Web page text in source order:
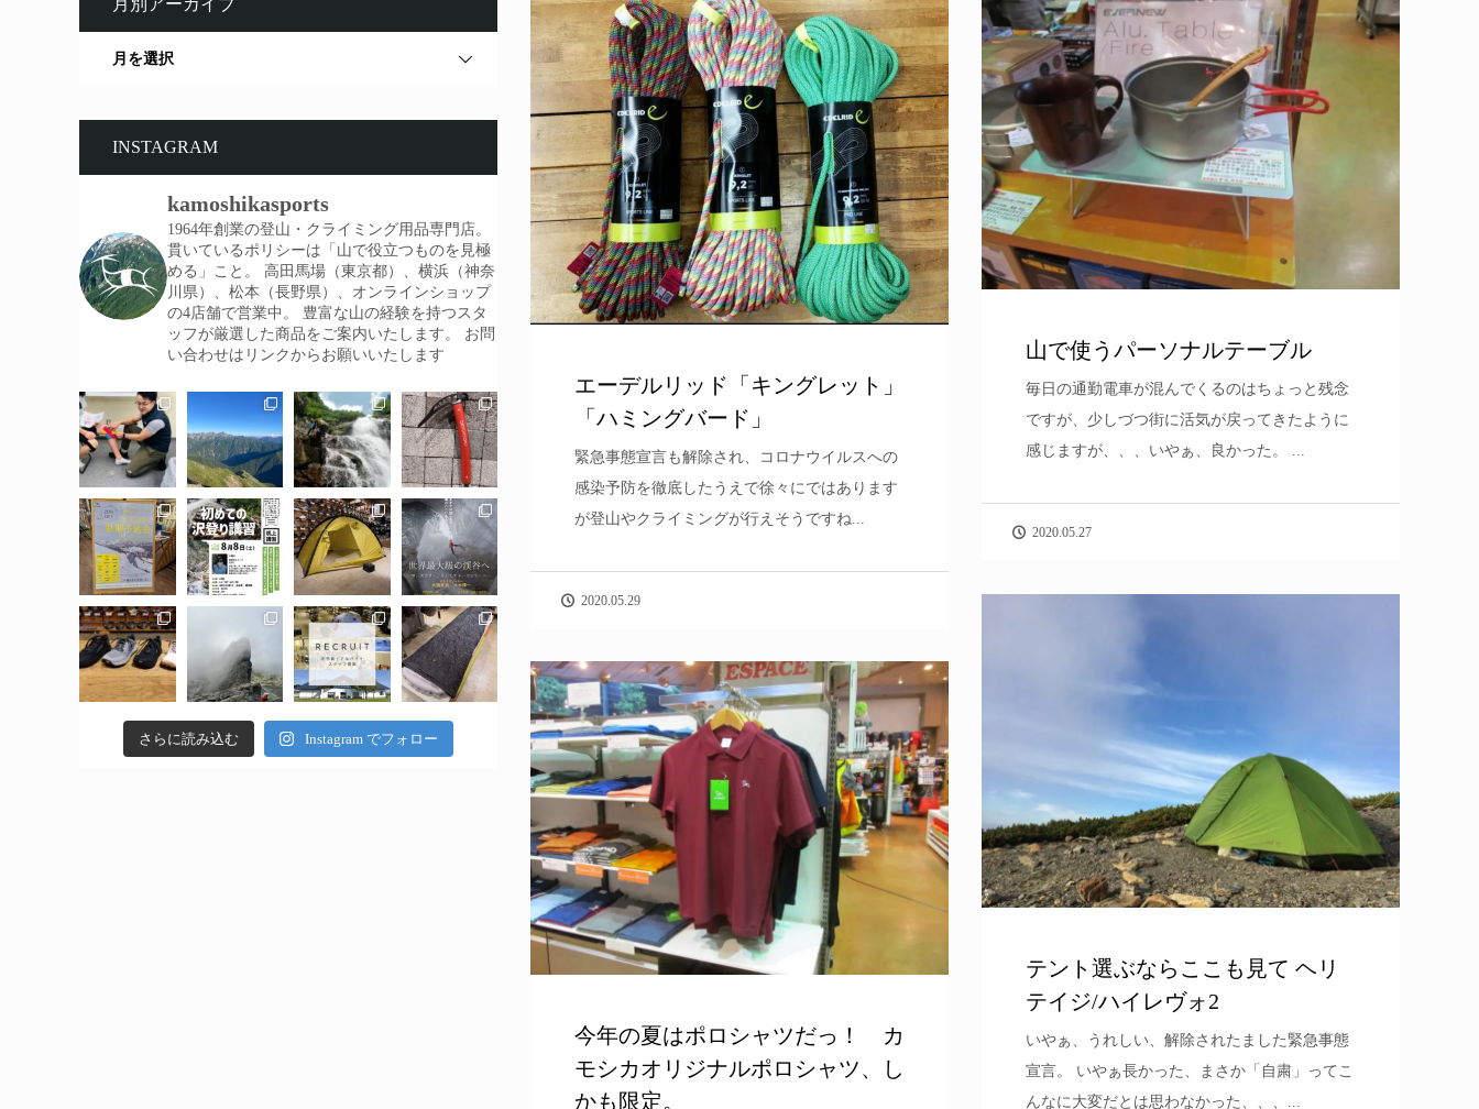
エーデルリッド「キングレット」
「ハミングバード」
緊急事態宣言も解除され、コロナウイルスへの
感染予防を徹底したうえで徐々にではあります
が登山やクライミングが行えそうですね...
2020.05.29
山で使うパーソナルテーブル
毎日の通勤電車が混んでくるのはちょっと残念
ですが、少しづつ街に活気が戻ってきたように
感じますが、、、いやぁ、良かった。 ...
2020.05.27
テント選ぶならここも見て ヘリ
テイジ/ハイレヴォ2
いやぁ、うれしい、解除されたました緊急事態
宣言。 いやぁ長かった、まさか「自粛」ってこ
んなに大変だとは思わなかった、、、...
今年の夏はポロシャツだっ！ カ
モシカオリジナルポロシャツ、し
かも限定。
月を選択
INSTAGRAM
kamoshikasports
1964年創業の登山・クライミング用品専門店。
貫いているポリシーは「山で役立つものを見極
める」こと。
高田馬場（東京都）、横浜（神奈
川県）、松本（長野県）、オンラインショップ
の4店舗で営業中。
豊富な山の経験を持つスタ
ッフが厳選した商品をご案内いたします。
お問
い合わせはリンクからお願いいたします
さらに読み込む Instagram でフォロー